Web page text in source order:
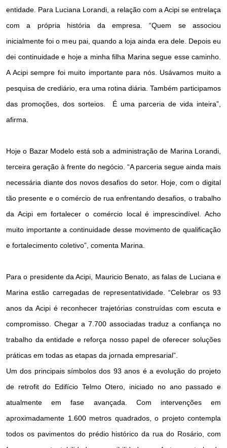
entidade. Para Luciana Lorandi, a relação com a Acipi se entrelaça
com a própria história da empresa. “Quem se associou
inicialmente foi o meu pai, quando a loja ainda era dele. Depois eu
dei continuidade e hoje a minha filha Marina segue esse caminho.
A Acipi sempre foi muito importante para nós. Usávamos muito a
pesquisa de crediário, era uma rotina diária. Também participamos
das promoções, dos sorteios. É uma parceria de vida inteira”,
afirma.
Hoje o Bazar Modelo está sob a administração de Marina Lorandi,
terceira geração à frente do negócio. “A parceria segue ainda mais
necessária diante dos novos desafios do setor. Hoje, com o digital
tão presente e o comércio de rua enfrentando desafios, o trabalho
da Acipi em fortalecer o comércio local é imprescindível. Acho
muito importante a continuidade desse movimento de qualificação
e fortalecimento coletivo”, comenta Marina.
Para o presidente da Acipi, Mauricio Benato, as falas de Luciana e
Marina estão carregadas de representatividade. “Celebrar os 93
anos da Acipi é reconhecer trajetórias construídas com escuta e
compromisso. Chegar a 7.700 associadas traduz a confiança no
trabalho da entidade e reforça nosso papel de oferecer soluções
práticas em todas as etapas da jornada empresarial”.
Um dos principais símbolos dos 93 anos é a evolução do projeto
de retrofit do Edifício Telmo Otero, iniciado no ano passado e
atualmente em fase avançada. Com intervenções em
aproximadamente 1.600 metros quadrados, o projeto contempla
todos os pavimentos do prédio histórico da rua do Rosário, com